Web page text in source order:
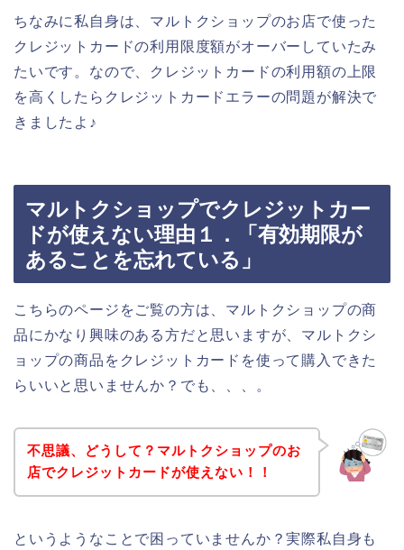
ちなみに私自身は、マルトクショップのお店で使った
クレジットカードの利用限度額がオーバーしていたみ
たいです。なので、クレジットカードの利用額の上限
を高くしたらクレジットカードエラーの問題が解決で
きましたよ♪
マルトクショップでクレジットカー
ドが使えない理由１．「有効期限が
あることを忘れている」
こちらのページをご覧の方は、マルトクショップの商
品にかなり興味のある方だと思いますが、マルトクシ
ョップの商品をクレジットカードを使って購入できた
らいいと思いませんか？でも、、、。
不思議、どうして？マルトクショップのお
店でクレジットカードが使えない！！
というようなことで困っていませんか？実際私自身も